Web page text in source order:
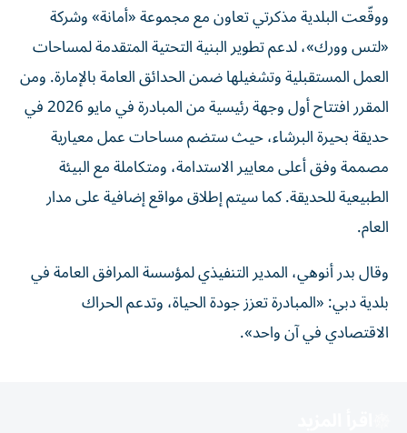
ووقّعت البلدية مذكرتي تعاون مع مجموعة «أمانة» وشركة
«لتس وورك»، لدعم تطوير البنية التحتية المتقدمة لمساحات
العمل المستقبلية وتشغيلها ضمن الحدائق العامة بالإمارة. ومن
المقرر افتتاح أول وجهة رئيسية من المبادرة في مايو 2026 في
حديقة بحيرة البرشاء، حيث ستضم مساحات عمل معيارية
مصممة وفق أعلى معايير الاستدامة، ومتكاملة مع البيئة
الطبيعية للحديقة. كما سيتم إطلاق مواقع إضافية على مدار
العام.
وقال بدر أنوهي، المدير التنفيذي لمؤسسة المرافق العامة في
بلدية دبي: «المبادرة تعزز جودة الحياة، وتدعم الحراك
الاقتصادي في آن واحد».